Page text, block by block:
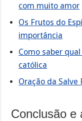
com muito amor
Os Frutos do
importância
Como saber
católica
Oração da
Conclusão e